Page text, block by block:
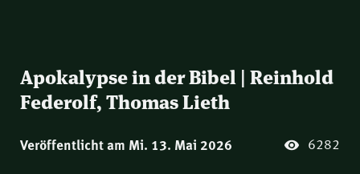
Apokalypse in der Bibel | Reinhold
Federolf, Thomas Lieth
Veröffentlicht am Mi. 13. Mai 2026 6282